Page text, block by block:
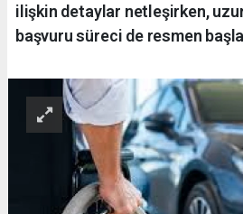
ilişkin detaylar netleşirken,
başvuru süreci de resmen